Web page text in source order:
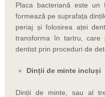
Placa bacteriană este
formează pe suprafața
periaj și folosirea aței
transforma în tartru,
dentist prin proceduri de
Dinții de minte incluși
Dinții de minte, sau al